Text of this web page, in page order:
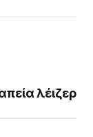
λέιζερ